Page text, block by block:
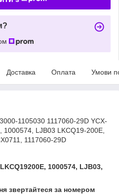
Доставка Оплата Умови
1105030 1117060-29D YCX-
LJB03 LKCQ19-200E,
1117060-29D
1000574, LJB03,
звертайтеся за номером